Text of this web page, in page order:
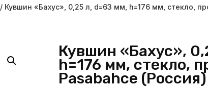
/ Кувшин «Бахус», 0,25 л, d=63 мм, h=176 мм, стекло,
Кувшин «Бахус»,
h=176 мм, стекло,
Pasabahce (Россия)